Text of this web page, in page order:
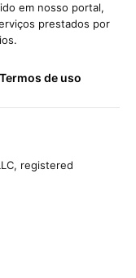
em nosso portal,
prestados por
Termos de uso
registered